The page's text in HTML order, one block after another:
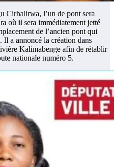
Cirhalirwa, l’un de pont sera
où il sera immédiatement jetté
de l’ancien pont qui
Il a annoncé la création dans
Kalimabenge afin de rétablir
nationale numéro 5.